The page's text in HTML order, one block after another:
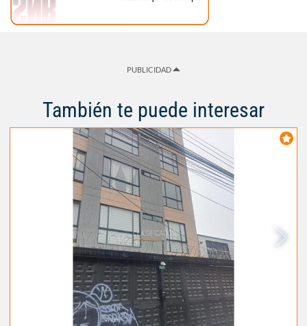
PUBLICIDAD
También te puede interesar